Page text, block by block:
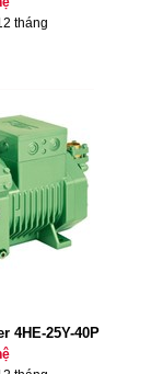
tháng
4HE-25Y-40P